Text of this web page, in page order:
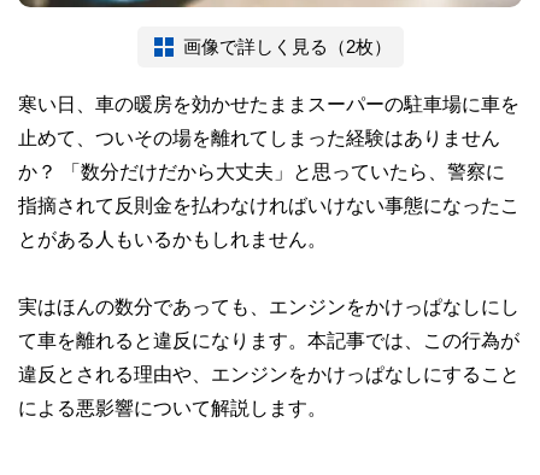
画像で詳しく見る（2枚）
寒い日、車の暖房を効かせたままスーパーの駐車場に車を
止めて、ついその場を離れてしまった経験はありません
か？ 「数分だけだから大丈夫」と思っていたら、警察に
指摘されて反則金を払わなければいけない事態になったこ
とがある人もいるかもしれません。
実はほんの数分であっても、エンジンをかけっぱなしにし
て車を離れると違反になります。本記事では、この行為が
違反とされる理由や、エンジンをかけっぱなしにすること
による悪影響について解説します。